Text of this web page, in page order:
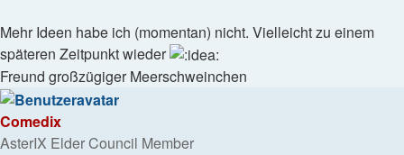
Mehr Ideen habe ich (momentan) nicht. Vielleicht zu einem
späteren Zeitpunkt wieder
Freund großzügiger Meerschweinchen
Comedix
AsterIX Elder Council Member